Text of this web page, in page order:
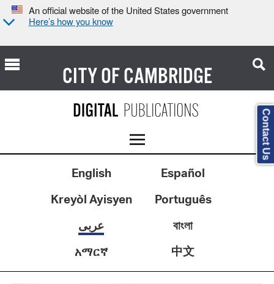
An official website of the United States government
Here’s how you know
CITY OFCAMBRIDGE
English
Español
Kreyòl Ayisyen
Português
عربى
বাংলা
አማርኛ
中文
Contact Us